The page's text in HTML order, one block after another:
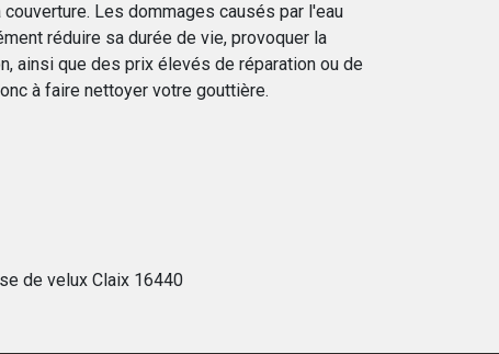
Les dommages causés par l'eau
réduire sa durée de vie, provoquer la
ainsi que des prix élevés de réparation ou de
à faire nettoyer votre gouttière.
de velux Claix 16440